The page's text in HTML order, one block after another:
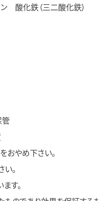
ン 酸化鉄（三二酸化鉄）
管
やめ下さい。
。
す。